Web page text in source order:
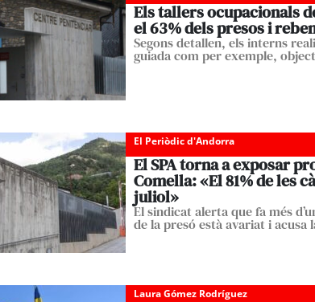
Els tallers ocupacionals
el 63% dels presos i
Segons detallen, els interns
guiada com per exemple,
El Periòdic d'Andorra
El SPA torna a exposar
Comella: «El 81% de les
juliol»
El sindicat alerta que fa més
de la presó està avariat i
Laura Gómez Rodríguez